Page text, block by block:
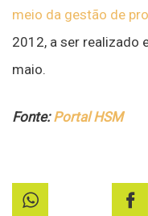
meio da gestão de
2012, a ser realizado
maio.
Fonte:Portal HSM